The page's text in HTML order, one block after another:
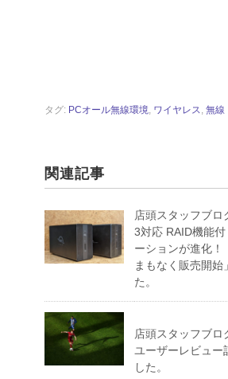
タグ: PCオール無線環境, ワイヤレス, 無線
関連記事
店頭スタッフブ
3対応 RAID機能
ーションが進化！
まもなく販売開始
た。
店頭スタッフブロ
ユーザーレビュー
した。